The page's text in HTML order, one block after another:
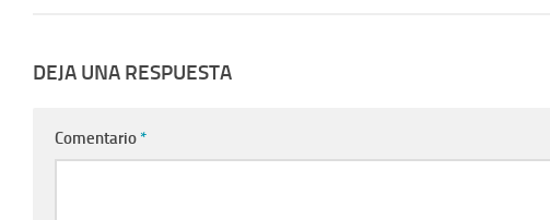
DEJA UNA RESPUESTA
Comentario *